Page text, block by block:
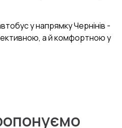
у напрямку Чернінів -
а й комфортною у